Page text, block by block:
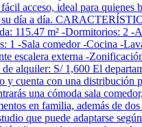
acceso, ideal para quienes
su día a día.
115.47 m² -Dormitorios: 2 -
1 -Sala comedor -Cocina -
escalera externa -
alquiler: S/ 1,600 El
y cuenta con una distribución
una cómoda sala
en familia, además de
que puede adaptarse